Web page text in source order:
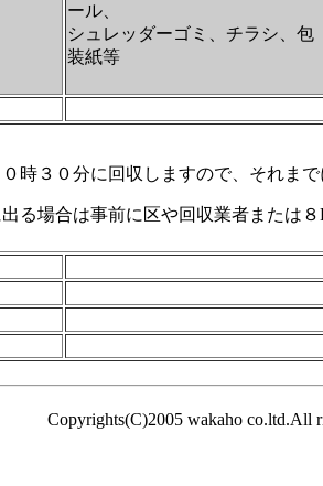
ール、
シュレッダーゴミ、チラシ、包
装紙等
時３０分に回収しますので、それま
る場合は事前に区や回収業者または
Copyrights(C)2005 wakaho co.ltd.All